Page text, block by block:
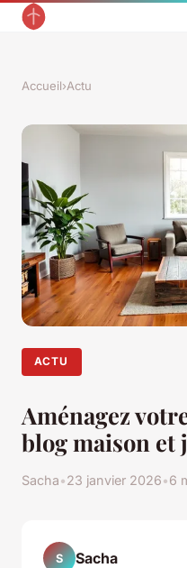
Accueil›Actu
ACTU
Aménagez
blog maison et
Sacha•23 janvier 2026•6
S Sacha